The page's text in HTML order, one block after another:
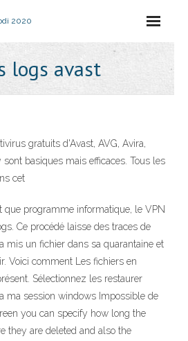
2020
logs avast
gratuits d'Avast, AVG, Avira,
basiques mais efficaces. Tous les
cet
que programme informatique, le VPN
Ce procédé laisse des traces de
mis un fichier dans sa quarantaine et
Voici comment Les fichiers en
Sélectionnez les restaurer
ma session windows Impossible de
you can specify how long the
they are deleted and also the